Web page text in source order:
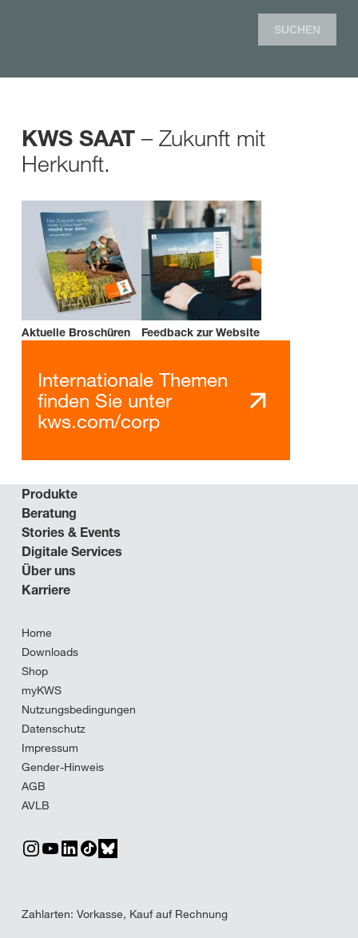
SUCHEN
KWS SAAT – Zukunft mit
Herkunft.
Aktuelle Broschüren Feedback zur Website
Internationale Themen
finden Sie unter
kws.com/corp
Produkte
Beratung
Stories & Events
Digitale Services
Über uns
Karriere
Home
Downloads
Shop
myKWS
Nutzungsbedingungen
Datenschutz
Impressum
Gender-Hinweis
AGB
AVLB
Zahlarten: Vorkasse, Kauf auf Rechnung